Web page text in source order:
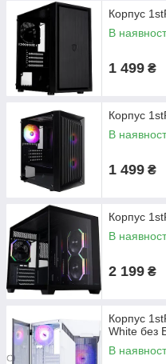
Корпус
В
1 499 ₴
Корпус
В
1 499 ₴
Корпус
В
2 199 ₴
Корпус
White без
В